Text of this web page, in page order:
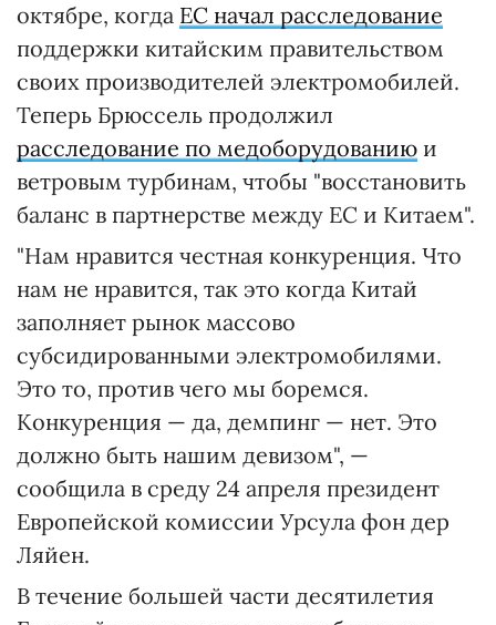
октябре, когда ЕС начал расследование
поддержки китайским правительством
своих производителей электромобилей.
Теперь Брюссель продолжил
расследование по медоборудованию и
ветровым турбинам, чтобы "восстановить
баланс в партнерстве между ЕС и Китаем".
"Нам нравится честная конкуренция. Что
нам не нравится, так это когда Китай
заполняет рынок массово
субсидированными электромобилями.
Это то, против чего мы боремся.
Конкуренция — да, демпинг — нет. Это
должно быть нашим девизом", —
сообщила в среду 24 апреля президент
Европейской комиссии Урсула фон дер
Ляйен.
В течение большей части десятилетия